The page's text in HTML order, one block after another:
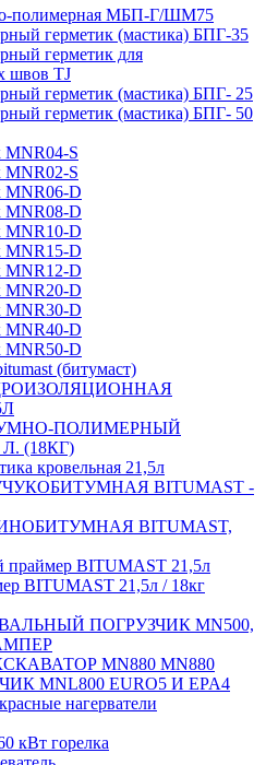
полимерная МБП-Г/ШМ75
герметик (мастика) БПГ-35
герметик для
швов TJ
герметик (мастика) БПГ- 25
герметик (мастика) БПГ- 50
S
S
MNR06-D
MNR08-D
MNR10-D
MNR15-D
MNR12-D
MNR20-D
MNR30-D
MNR40-D
MNR50-D
(битумаст)
ПОЛИМЕРНЫЙ
Л. (18КГ)
кровельная 21,5л
BITUMAST -
BITUMAST,
праймер BITUMAST 21,5л
BITUMAST 21,5л / 18кг
ПОГРУЗЧИК MN500,
MN880 MN880
MNL800 EURO5 И EPA4
нагерватели
кВт горелка